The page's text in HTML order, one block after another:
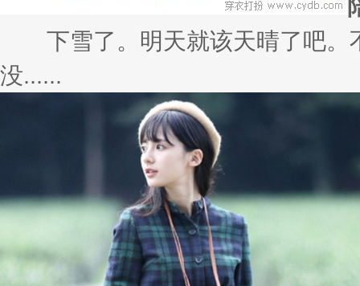
下雪了。明天就该天晴了吧。
没......